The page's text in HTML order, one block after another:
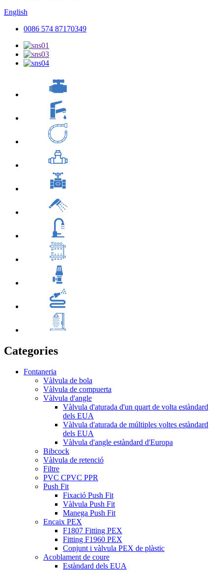
English
0086 574 87170349
Categories
Fontaneria
Vàlvula de bola
Vàlvula de compuerta
Vàlvula d'angle
Vàlvula d'aturada d'un quart de volta estàndard
dels EUA
Vàlvula d'aturada de múltiples voltes estàndard
dels EUA
Vàlvula d'angle estàndard d'Europa
Bibcock
Vàlvula de retenció
Filtre
PVC CPVC PPR
Push Fit
Fixació Push Fit
Vàlvula Push Fit
Manega Push Fit
Encaix PEX
F1807 Fitting PEX
Fitting F1960 PEX
Conjunt i vàlvula PEX de plàstic
Acoblament de coure
Estàndard dels EUA